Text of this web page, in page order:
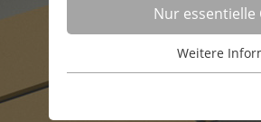
Nur essentielle
Essentielle Cookies werden
Weitere